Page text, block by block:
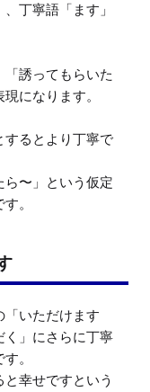
丁寧語「ます」
「誘ってもらいた
になります。
するとより丁寧で
ら〜」という仮定
。
「いただけます
く」にさらに丁寧
。
と幸せですという